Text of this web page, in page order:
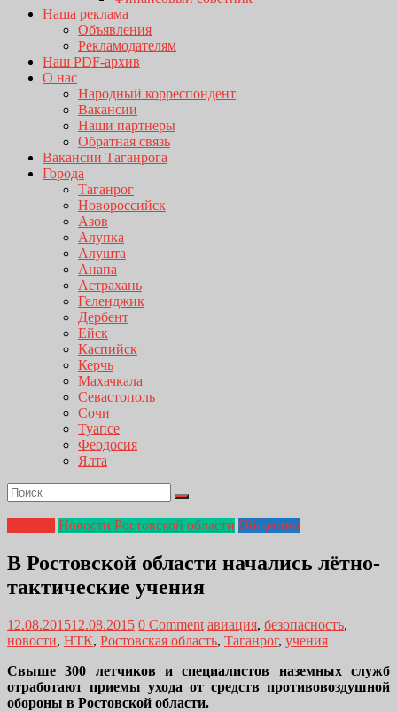
Наша реклама
Объявления
Рекламодателям
Наш PDF-архив
О нас
Народный корреспондент
Вакансии
Наши партнеры
Обратная связь
Вакансии Таганрога
Города
Таганрог
Новороссийск
Азов
Алупка
Алушта
Анапа
Астрахань
Геленджик
Дербент
Ейск
Каспийск
Керчь
Махачкала
Севастополь
Сочи
Туапсе
Феодосия
Ялта
Новости Ростовской области Общество
В Ростовской области начались лётно-
тактические учения
12.08.201512.08.2015 0 Comment авиация, безопасность,
новости, НТК, Ростовская область, Таганрог, учения
Свыше 300 летчиков и специалистов наземных служб
отработают приемы ухода от средств противовоздушной
обороны в Ростовской области.